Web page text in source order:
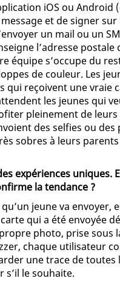
iOS ou Android
et de signer sur
un mail ou un
l’adresse postale
équipe s’occupe du
de couleur. Les
qui reçoivent une vraie
les jeunes qui
pleinement de leurs
des selfies ou
sobres à leurs
expériences uniques.
la tendance ?
jeune va envoyer,
qui a été envoyée
photo, prise sous
chaque utilisateur
une trace de toutes
s’il le souhaite.